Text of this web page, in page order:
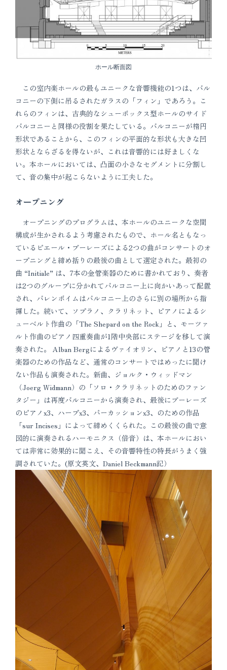
ホール断面図
この室内楽ホールの最もユニークな音響機能の1つは、バル
コニーの下側に吊るされたガラスの「フィン」であろう。こ
れらのフィンは、古典的なシューボックス型ホールのサイド
バルコニーと同様の役割を果たしている。バルコニーが楕円
形状であることから、このフィンの平面的な形状も大きな凹
形状とならざるを得ないが、これは音響的には好ましくな
い。本ホールにおいては、凸面の小さなセグメントに分割し
て、音の集中が起こらないように工夫した。
オープニング
オープニングのプログラムは、本ホールのユニークな空間
構成が生かされるよう考慮されたもので、ホール名ともなっ
ているピエール・ブーレーズによる2つの曲がコンサートのオ
ープニングと締め括りの最後の曲として選定された。最初の
曲 “Initiale” は、7本の金管楽器のために書かれており、奏者
は2つのグループに分かれてバルコニー上に向かいあって配置
され、バレンボイムはバルコニー上のさらに別の場所から指
揮した。続いて、ソプラノ、クラリネット、ピアノによるシ
ューベルト作曲の「The Shepard on the Rock」と、モーツァ
ルト作曲のピアノ四重奏曲が1階中央部にステージを移して演
奏された。 Alban Bergによるヴァイオリン、ピアノと13の管
楽器のための作品など、通常のコンサートではめったに聞け
ない作品も演奏された。新曲、ジョルク・ウィッドマン
（Joerg Widmann）の「ソロ・クラリネットのためのファン
タジー」は再度バルコニーから演奏され、最後にブーレーズ
のピアノx3、ハープx3、パーカッションx3、のための作品
「sur Incises」によって締めくくられた。この最後の曲で意
図的に演奏されるハーモニクス（倍音）は、本ホールにおい
ては非常に効果的に聞こえ、その音響特性の特長がうまく強
調されていた。(原文英文、Daniel Beckmann記）